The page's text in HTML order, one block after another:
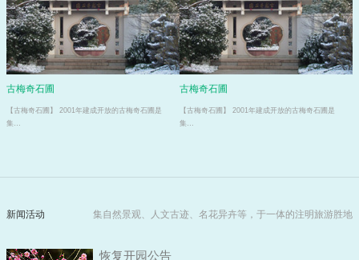
古梅奇石圃
【古梅奇石圃】 2001年建成开放的古梅奇石圃是
集…
古梅奇石圃
【古梅奇石圃】 2001年建成开放的古梅奇石圃是
集…
新闻活动 集自然景观、人文古迹、名花异卉等，于一体的注明旅游胜地
恢复开园公告